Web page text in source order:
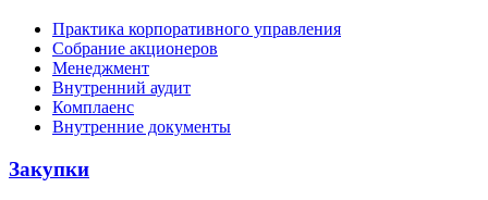
Практика корпоративного управления
Собрание акционеров
Менеджмент
Внутренний аудит
Комплаенс
Внутренние документы
Закупки